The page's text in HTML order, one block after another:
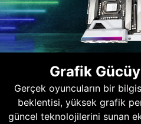
Grafik
Gerçek oyuncuların bir
beklentisi, yüksek grafik
güncel teknolojilerini sunan